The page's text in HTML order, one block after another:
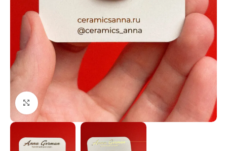
Нажмите, чтобы увеличить изображение